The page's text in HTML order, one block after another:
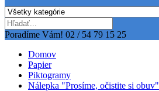
Poradíme Vám! 02 / 54 79 15 25
Domov
Papier
Piktogramy
Nálepka "Prosíme, očistite si obuv"